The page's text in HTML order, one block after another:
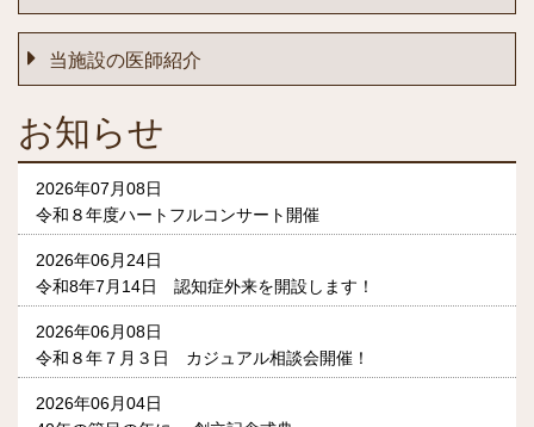
当施設の医師紹介
お知らせ
2026年07月08日
令和８年度ハートフルコンサート開催
2026年06月24日
令和8年7月14日 認知症外来を開設します！
2026年06月08日
令和８年７月３日 カジュアル相談会開催！
2026年06月04日